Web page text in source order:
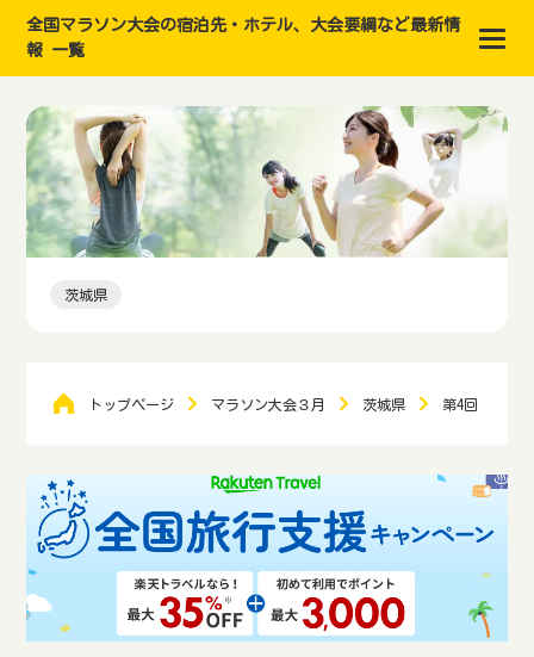
全国マラソン大会の宿泊先・ホテル、大会要綱など最新情
報 一覧
茨城県
トップページ マラソン大会３月 茨城県 第4回 茨城